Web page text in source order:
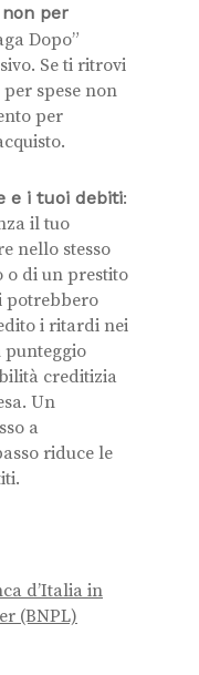
non per
Dopo”
Se ti ritrovi
spese non
per
e i tuoi debiti:
il tuo
nello stesso
o di un prestito
potrebbero
i ritardi nei
punteggio
creditizia
Un
a
riduce le
d’Italia in
(BNPL)